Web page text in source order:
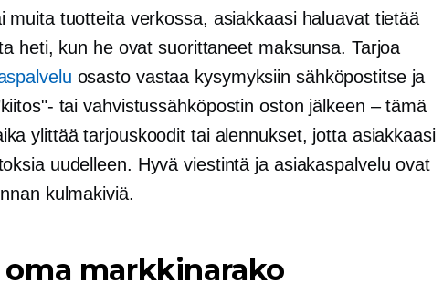
muita tuotteita verkossa, asiakkaasi haluavat tietää
heti, kun he ovat suorittaneet maksunsa. Tarjoa
osasto vastaa kysymyksiin sähköpostitse ja
tai vahvistussähköpostin oston jälkeen – tämä
ylittää tarjouskoodit tai alennukset, jotta asiakkaasi
uudelleen. Hyvä viestintä ja asiakaspalvelu ovat
kulmakiviä.
oma markkinarako